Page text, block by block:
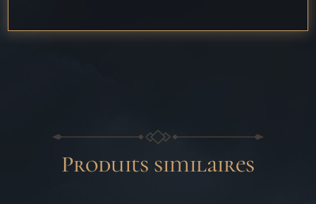
Produits similaires